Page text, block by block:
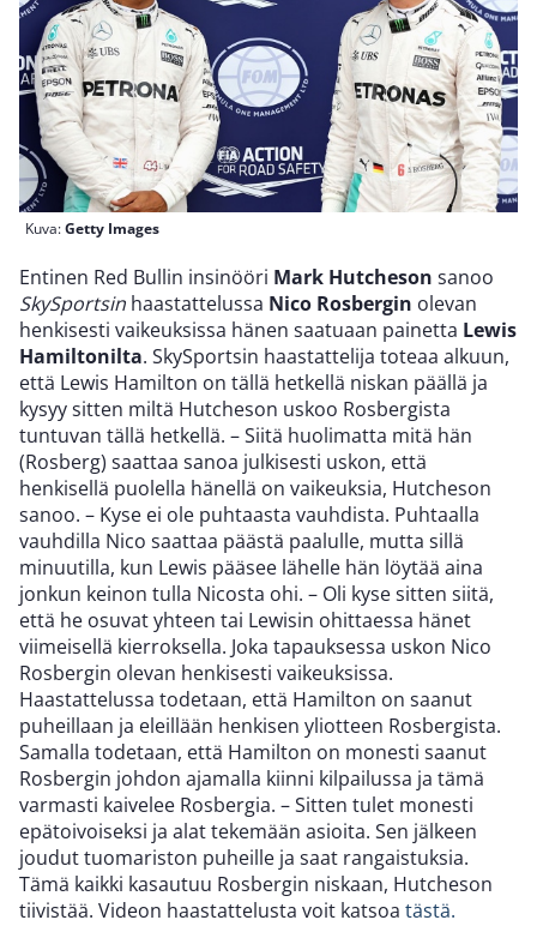
Kuva:Getty Images
Entinen Red Bullin insinööri Mark Hutcheson sanoo
SkySportsin haastattelussa Nico Rosbergin olevan
henkisesti vaikeuksissa hänen saatuaan painetta Lewis
Hamiltonilta. SkySportsin haastattelija toteaa alkuun,
että Lewis Hamilton on tällä hetkellä niskan päällä ja
kysyy sitten miltä Hutcheson uskoo Rosbergista
tuntuvan tällä hetkellä. – Siitä huolimatta mitä hän
(Rosberg) saattaa sanoa julkisesti uskon, että
henkisellä puolella hänellä on vaikeuksia, Hutcheson
sanoo. – Kyse ei ole puhtaasta vauhdista. Puhtaalla
vauhdilla Nico saattaa päästä paalulle, mutta sillä
minuutilla, kun Lewis pääsee lähelle hän löytää aina
jonkun keinon tulla Nicosta ohi. – Oli kyse sitten siitä,
että he osuvat yhteen tai Lewisin ohittaessa hänet
viimeisellä kierroksella. Joka tapauksessa uskon Nico
Rosbergin olevan henkisesti vaikeuksissa.
Haastattelussa todetaan, että Hamilton on saanut
puheillaan ja eleillään henkisen yliotteen Rosbergista.
Samalla todetaan, että Hamilton on monesti saanut
Rosbergin johdon ajamalla kiinni kilpailussa ja tämä
varmasti kaivelee Rosbergia. – Sitten tulet monesti
epätoivoiseksi ja alat tekemään asioita. Sen jälkeen
joudut tuomariston puheille ja saat rangaistuksia.
Tämä kaikki kasautuu Rosbergin niskaan, Hutcheson
tiivistää. Videon haastattelusta voit katsoa tästä.